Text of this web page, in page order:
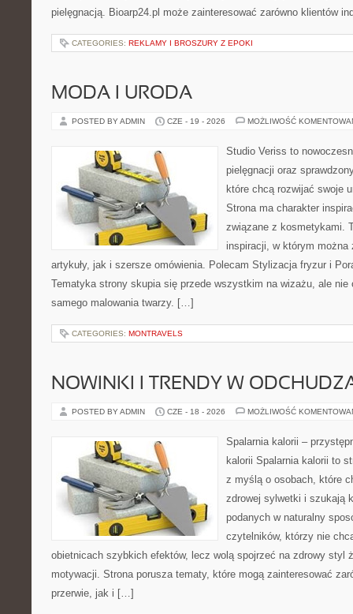
pielęgnacją. Bioarp24.pl może zainteresować zarówno klientów
CATEGORIES: REKLAMY I BROSZURY Z EPOKI
MODA I URODA
POSTED BY ADMIN CZE - 19 - 2026 MOŻLIWOŚĆ
Studio Veriss to
pielęgnacji oraz
które chcą rozwijać swoje
Strona ma charakter
związane z kosmetykami.
inspiracji, w którym
artykuły, jak i szersze omówienia. Polecam Stylizacja fryzur i
Tematyka strony skupia się przede wszystkim na wizażu, ale nie
samego malowania twarzy. […]
CATEGORIES: MONTRAVELS
NOWINKI I TRENDY W
POSTED BY ADMIN CZE - 18 - 2026 MOŻLIWOŚĆ
Spalarnia kalorii –
kalorii Spalarnia kalorii to
z myślą o osobach, które
zdrowej sylwetki i szukają
podanych w naturalny
czytelników, którzy nie
obietnicach szybkich efektów, lecz wolą spojrzeć na zdrowy styl
motywacji. Strona porusza tematy, które mogą zainteresować
przerwie, jak i […]